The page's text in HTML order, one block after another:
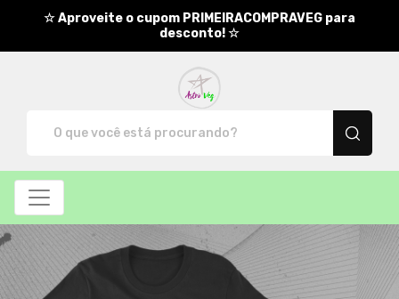
☆ Aproveite o cupom PRIMEIRACOMPRAVEG para
desconto! ☆